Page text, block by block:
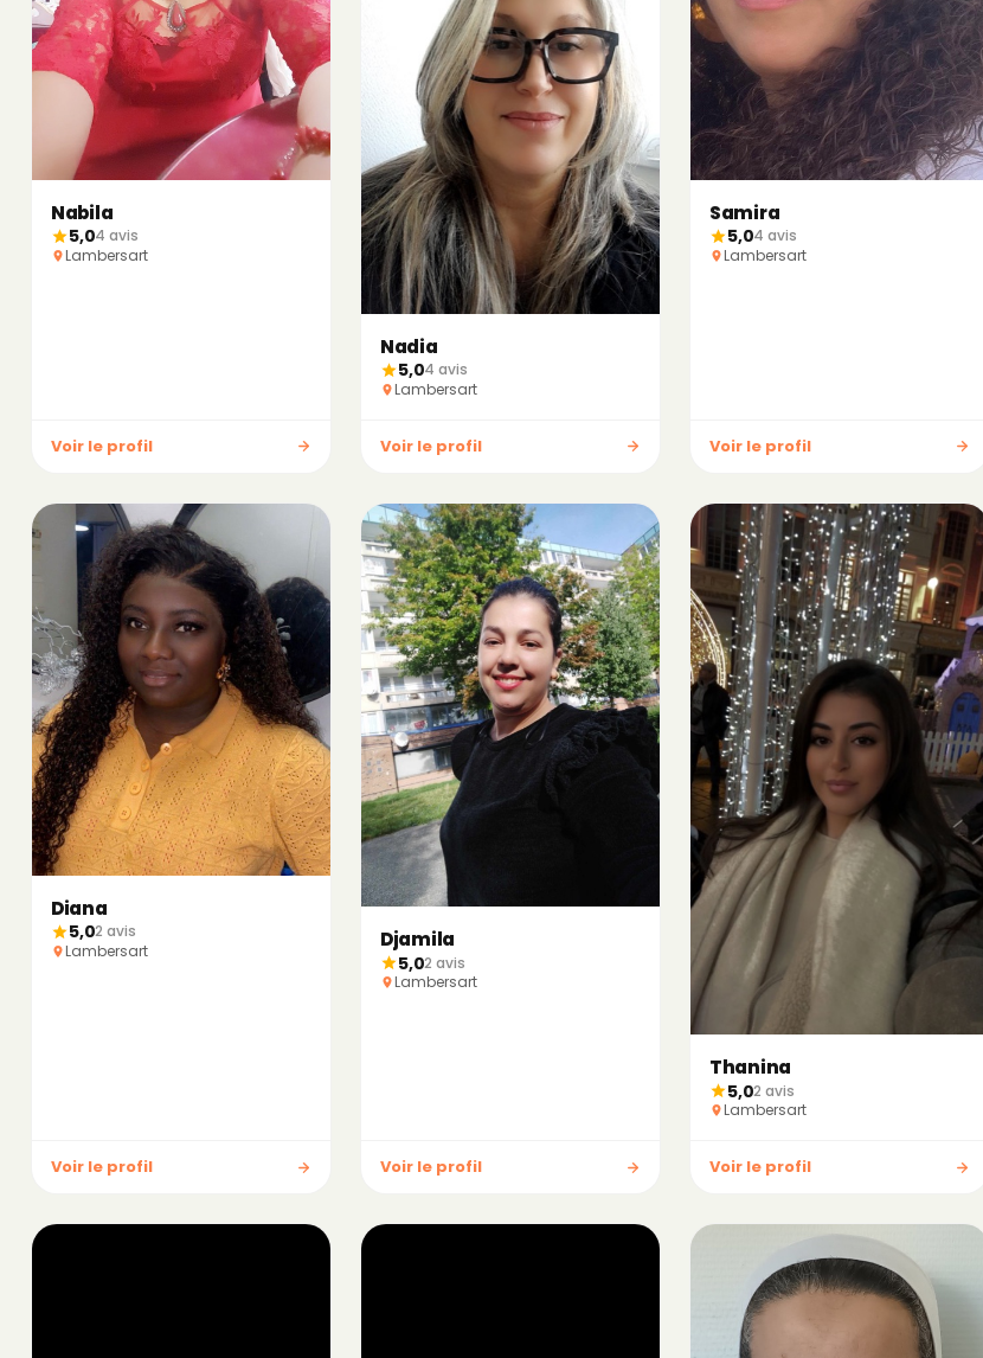
Nabila
5,04 avis
Lambersart
Voir le profil
Nadia
5,04 avis
Lambersart
Voir le profil
Samira
5,04 avis
Lambersart
Voir le profil
Diana
5,02 avis
Lambersart
Voir le profil
Djamila
5,02 avis
Lambersart
Voir le profil
Thanina
5,02 avis
Lambersart
Voir le profil